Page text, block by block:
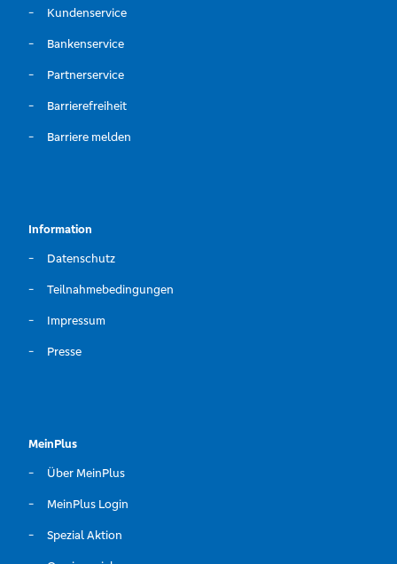
Kundenservice
Bankenservice
Partnerservice
Barrierefreiheit
Barriere melden
Information
Datenschutz
Teilnahmebedingungen
Impressum
Presse
MeinPlus
Über MeinPlus
MeinPlus Login
Spezial Aktion